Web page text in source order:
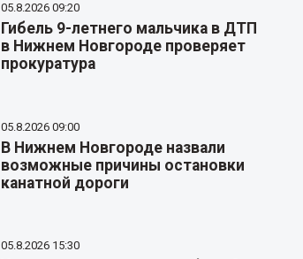
05.8.2026 09:20
Гибель 9-летнего мальчика в ДТП
в Нижнем Новгороде проверяет
прокуратура
05.8.2026 09:00
В Нижнем Новгороде назвали
возможные причины остановки
канатной дороги
05.8.2026 15:30